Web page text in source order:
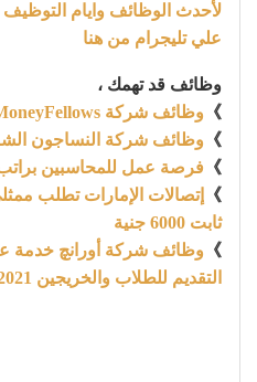
لأحدث الوظائف وايام التوظيف
علي تليجرام من هنا
وظائف قد تهمك ،
》 وظائف شركة MoneyFellows
》 وظائف شركة النساجون
》 فرصة عمل للمحاسبين براتب يصل
》
إتصالات الإمارات تطلب
ثابت 6000 جنية
》
التقديم للطلاب والخريجين 2021